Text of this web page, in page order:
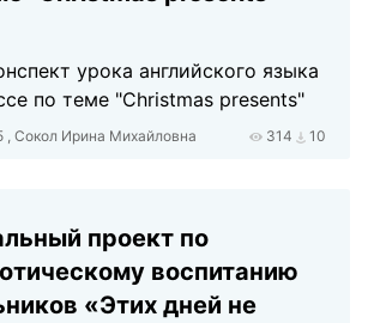
урока английского языка
по теме "Christmas presents"
, Сокол Ирина Михайловна 314 10
проект по
воспитанию
«Этих дней не